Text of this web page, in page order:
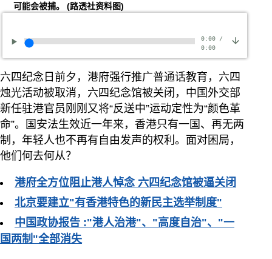
可能会被捕。(路透社资料图)
0:00/
0:00
六四纪念日前夕，港府强行推广普通话教育，六四
烛光活动被取消，六四纪念馆被关闭，中国外交部
新任驻港官员刚刚又将“反送中”运动定性为“颜色革
命”。国安法生效近一年来，香港只有一国、再无两
制，年轻人也不再有自由发声的权利。面对困局，
他们何去何从？
港府全方位阻止港人悼念 六四纪念馆被逼关闭
北京要建立"有香港特色的新民主选举制度"
中国政协报告 :"港人治港"、"高度自治"、"一
国两制"全部消失